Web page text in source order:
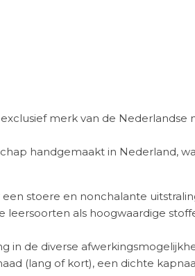
exclusief merk van de
handgemaakt in Nederland,
stoere en nonchalante
leersoorten als hoogwaardige
in de diverse
(lang of kort), een dichte